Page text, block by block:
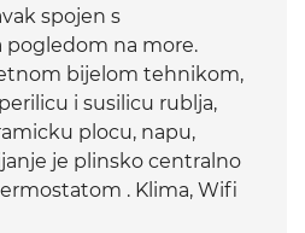
spojen s
pogledom na more.
bijelom tehnikom,
i susilicu rublja,
plocu, napu,
je plinsko centralno
. Klima, Wifi